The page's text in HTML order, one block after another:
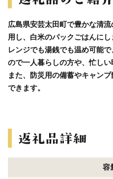
広島県安芸太田町で豊かな清
用し、白米のパックごはんにし
レンジでも湯銭でも温め可能
ので一人暮らしの方や、忙し
また、防災用の備蓄やキャン
できます。
容